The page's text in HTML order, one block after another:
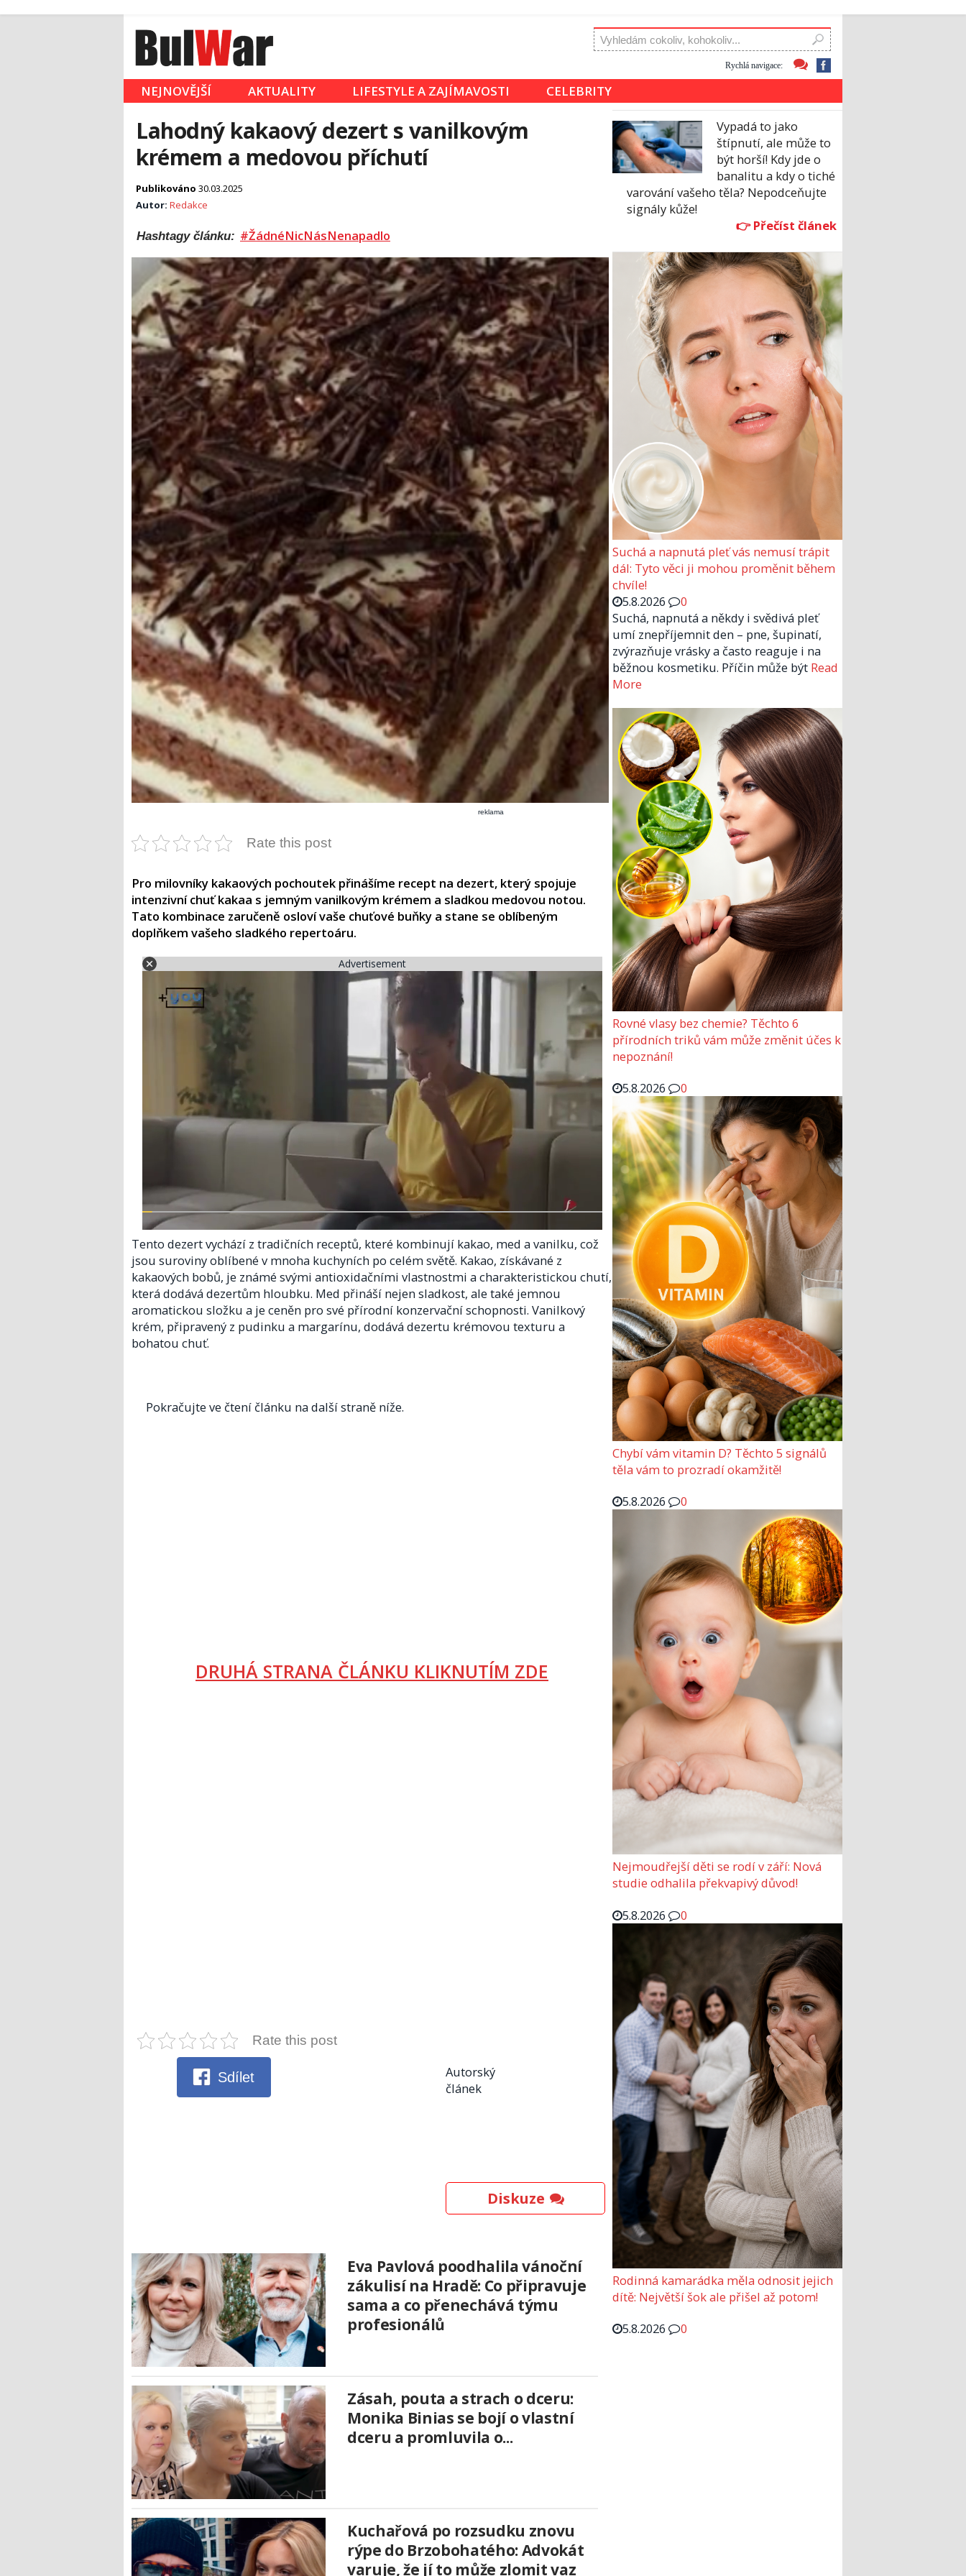
Rychlá navigace:
NEJNOVĚJŠÍ AKTUALITY LIFESTYLE A ZAJÍMAVOSTI CELEBRITY
Lahodný kakaový dezert s vanilkovým
krémem a medovou příchutí
Publikováno 30.03.2025
Autor: Redakce
Hashtagy článku: #ŽádnéNicNásNenapadlo
reklama
Rate this post
Pro milovníky kakaových pochoutek přinášíme recept na dezert, který spojuje
intenzivní chuť kakaa s jemným vanilkovým krémem a sladkou medovou notou.
Tato kombinace zaručeně osloví vaše chuťové buňky a stane se oblíbeným
doplňkem vašeho sladkého repertoáru.
Advertisement
Tento dezert vychází z tradičních receptů, které kombinují kakao, med a vanilku, což
jsou suroviny oblíbené v mnoha kuchyních po celém světě. Kakao, získávané z
kakaových bobů, je známé svými antioxidačními vlastnostmi a charakteristickou chutí,
která dodává dezertům hloubku. Med přináší nejen sladkost, ale také jemnou
aromatickou složku a je ceněn pro své přírodní konzervační schopnosti. Vanilkový
krém, připravený z pudinku a margarínu, dodává dezertu krémovou texturu a
bohatou chuť.
Pokračujte ve čtení článku na další straně níže.
DRUHÁ STRANA ČLÁNKU KLIKNUTÍM ZDE
Rate this post
Sdílet
Autorský
článek
Diskuze
Eva Pavlová poodhalila vánoční
zákulisí na Hradě: Co připravuje
sama a co přenechává týmu
profesionálů
Zásah, pouta a strach o dceru:
Monika Binias se bojí o vlastní
dceru a promluvila o...
Kuchařová po rozsudku znovu
rýpe do Brzobohatého: Advokát
varuje, že jí to může zlomit vaz
Vypadá to jako
štípnutí, ale může to
být horší! Kdy jde o
banalitu a kdy o tiché
varování vašeho těla? Nepodceňujte
signály kůže!
Suchá a napnutá pleť vás nemusí trápit
dál: Tyto věci ji mohou proměnit během
chvíle!
5.8.2026
0
Suchá, napnutá a někdy i svědivá pleť
umí znepříjemnit den – pne, šupinatí,
zvýrazňuje vrásky a často reaguje i na
běžnou kosmetiku. Příčin může být Read
More
Rovné vlasy bez chemie? Těchto 6
přírodních triků vám může změnit účes k
nepoznání!
5.8.2026
0
Chybí vám vitamin D? Těchto 5 signálů
těla vám to prozradí okamžitě!
5.8.2026
0
Nejmoudřejší děti se rodí v září: Nová
studie odhalila překvapivý důvod!
5.8.2026
0
Rodinná kamarádka měla odnosit jejich
dítě: Největší šok ale přišel až potom!
5.8.2026
0